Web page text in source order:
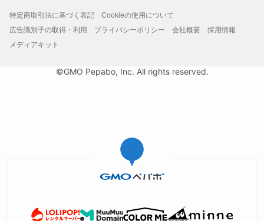
特定商取引法に基づく表記
Cookieの使用について
広告識別子の取得・利用
プライバシーポリシー 会社概要
採用情報
メディアキット
©GMO Pepabo, Inc. All rights reserved.